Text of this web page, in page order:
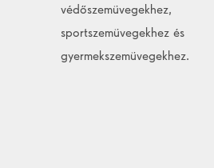
védőszemüvegekhez,
sportszemüvegekhez és
gyermekszemüvegekhez.